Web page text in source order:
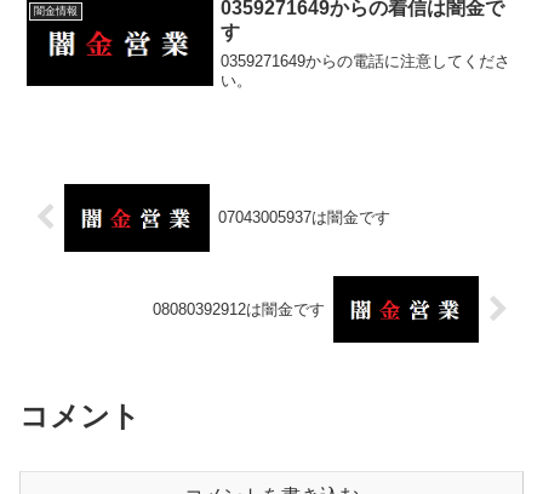
闇金情報
0359271649からの着信は闇金で
す
0359271649からの電話に注意してくださ
い。
07043005937は闇金です
08080392912は闇金です
コメント